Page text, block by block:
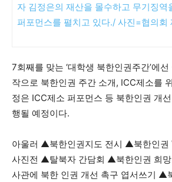
자 김정은의 재산을 몰수하고 무기징
퍼포먼스를 펼치고 있다./ 사진=협의회
7회째를 맞는 ‘대학생 북한인권주간’에
작으로 북한인권 주간 소개, ICC제소를
정은 ICC제소 퍼포먼스 등 북한인권 개
행될 예정이다.
아울러 ▲북한인권지도 전시 ▲북한인권
사진전 ▲탈북자 간담회 ▲북한인권 희
사관에 북한 인권 개선 촉구 엽서쓰기 ▲